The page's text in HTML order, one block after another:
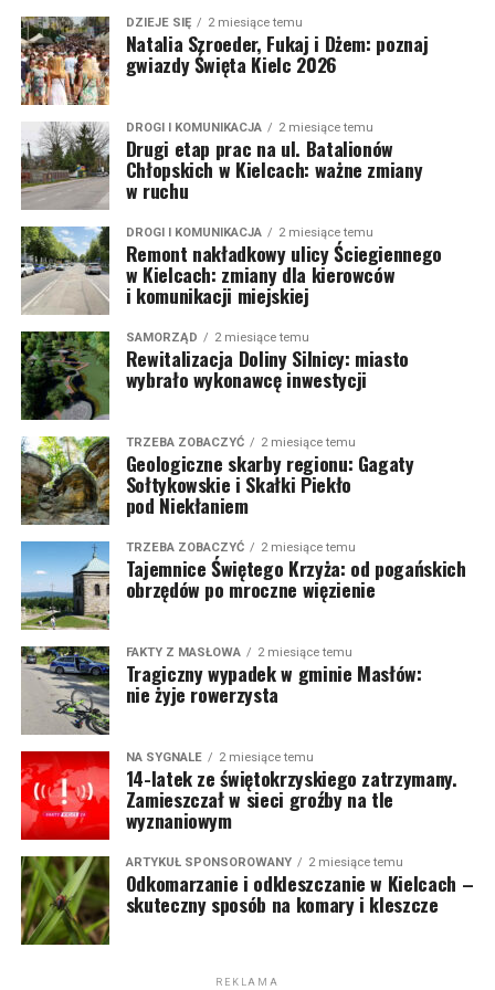
DZIEJE SIĘ 2 miesiące temu
Natalia Szroeder, Fukaj i Dżem: poznaj
gwiazdy Święta Kielc 2026
DROGI I KOMUNIKACJA 2 miesiące temu
Drugi etap prac na ul. Batalionów
Chłopskich w Kielcach: ważne zmiany
w ruchu
DROGI I KOMUNIKACJA 2 miesiące temu
Remont nakładkowy ulicy Ściegiennego
w Kielcach: zmiany dla kierowców
i komunikacji miejskiej
SAMORZĄD 2 miesiące temu
Rewitalizacja Doliny Silnicy: miasto
wybrało wykonawcę inwestycji
TRZEBA ZOBACZYĆ 2 miesiące temu
Geologiczne skarby regionu: Gagaty
Sołtykowskie i Skałki Piekło
pod Niekłaniem
TRZEBA ZOBACZYĆ 2 miesiące temu
Tajemnice Świętego Krzyża: od pogańskich
obrzędów po mroczne więzienie
FAKTY Z MASŁOWA 2 miesiące temu
Tragiczny wypadek w gminie Masłów:
nie żyje rowerzysta
NA SYGNALE 2 miesiące temu
14-latek ze świętokrzyskiego zatrzymany.
Zamieszczał w sieci groźby na tle
wyznaniowym
ARTYKUŁ SPONSOROWANY 2 miesiące temu
Odkomarzanie i odkleszczanie w Kielcach –
skuteczny sposób na komary i kleszcze
REKLAMA